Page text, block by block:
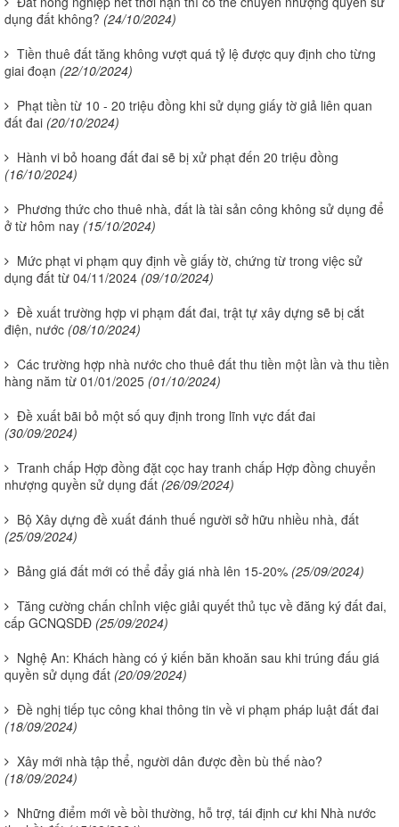
dụng đất không? (24/10/2024)
Tiền thuê đất tăng không vượt quá tỷ lệ được quy định cho từng
giai đoạn (22/10/2024)
Phạt tiền từ 10 - 20 triệu đồng khi sử dụng giấy tờ giả liên quan
đất đai (20/10/2024)
Hành vi bỏ hoang đất đai sẽ bị xử phạt đến 20 triệu đồng
(16/10/2024)
Phương thức cho thuê nhà, đất là tài sản công không sử dụng để
ở từ hôm nay (15/10/2024)
Mức phạt vi phạm quy định về giấy tờ, chứng từ trong việc sử
dụng đất từ 04/11/2024 (09/10/2024)
Đề xuất trường hợp vi phạm đất đai, trật tự xây dựng sẽ bị cắt
điện, nước (08/10/2024)
Các trường hợp nhà nước cho thuê đất thu tiền một lần và thu tiền
hàng năm từ 01/01/2025 (01/10/2024)
Đề xuất bãi bỏ một số quy định trong lĩnh vực đất đai
(30/09/2024)
Tranh chấp Hợp đồng đặt cọc hay tranh chấp Hợp đồng chuyển
nhượng quyền sử dụng đất (26/09/2024)
Bộ Xây dựng đề xuất đánh thuế người sở hữu nhiều nhà, đất
(25/09/2024)
Bảng giá đất mới có thể đẩy giá nhà lên 15-20% (25/09/2024)
Tăng cường chấn chỉnh việc giải quyết thủ tục về đăng ký đất đai,
cấp GCNQSDĐ (25/09/2024)
Nghệ An: Khách hàng có ý kiến băn khoăn sau khi trúng đấu giá
quyền sử dụng đất (20/09/2024)
Đề nghị tiếp tục công khai thông tin về vi phạm pháp luật đất đai
(18/09/2024)
Xây mới nhà tập thể, người dân được đền bù thế nào?
(18/09/2024)
Những điểm mới về bồi thường, hỗ trợ, tái định cư khi Nhà nước